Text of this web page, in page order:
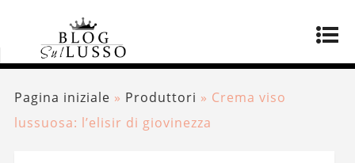
Pagina iniziale » Produttori » Crema viso
lussuosa: l’elisir di giovinezza